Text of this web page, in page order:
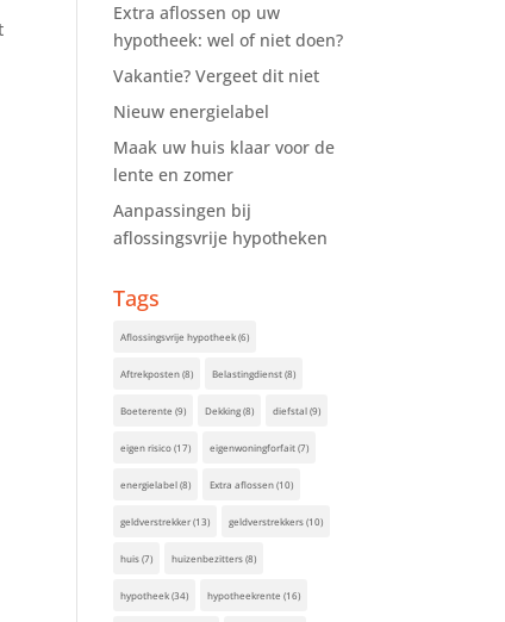
Extra aflossen op uw
hypotheek: wel of niet doen?
Vakantie? Vergeet dit niet
Nieuw energielabel
Maak uw huis klaar voor de
lente en zomer
Aanpassingen bij
aflossingsvrije hypotheken
Tags
Aflossingsvrije hypotheek(6)
Aftrekposten(8) Belastingdienst(8)
Boeterente (9) Dekking(8) diefstal(9)
eigen risico(17) eigenwoningforfait(7)
energielabel(8) Extra aflossen(10)
geldverstrekker(13) geldverstrekkers(10)
huis(7) huizenbezitters(8)
hypotheek(34) hypotheekrente (16)